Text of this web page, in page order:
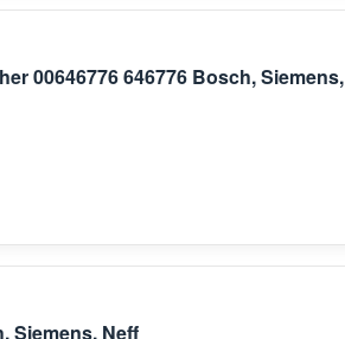
00646776 646776 Bosch, Siemens,
Siemens, Neff